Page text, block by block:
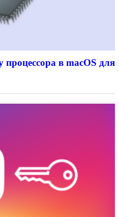
процессора в macOS для